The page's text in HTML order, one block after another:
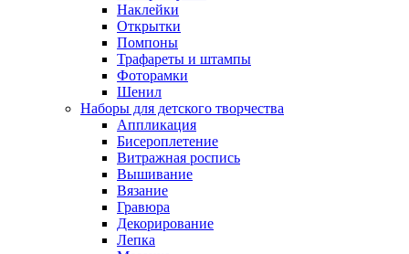
Наклейки
Открытки
Помпоны
Трафареты и штампы
Фоторамки
Шенил
Наборы для детского творчества
Аппликация
Бисероплетение
Витражная роспись
Вышивание
Вязание
Гравюра
Декорирование
Лепка